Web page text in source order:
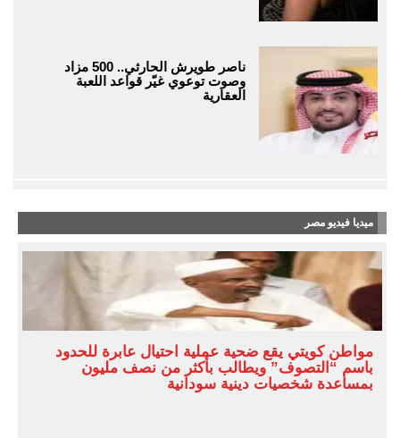
ناصر طويرش الحارثي.. 500 مزاد
وصوت توعوي غيّر قواعد اللعبة
العقارية
ميديا فيديو مصر
مواطن كويتي يقع ضحية عملية احتيال عابرة للحدود
باسم “التصوف” ويطالب بأكثر من نصف مليون
بمساعدة شخصيات دينية سودانية